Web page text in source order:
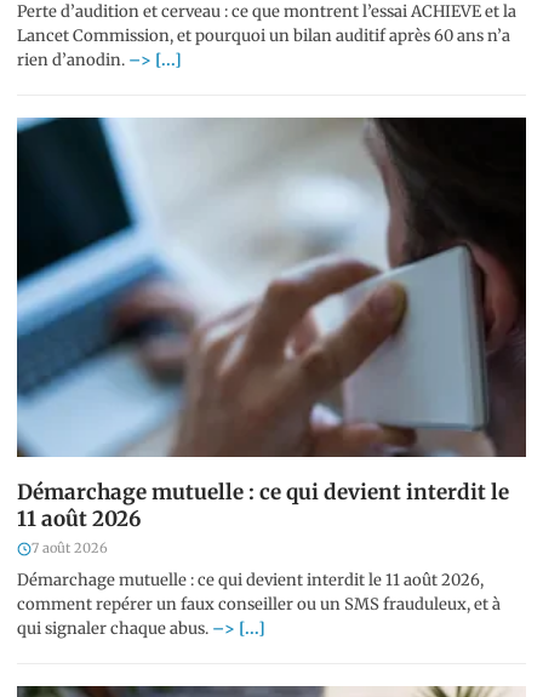
Perte d’audition et cerveau : ce que montrent l’essai ACHIEVE et la
Lancet Commission, et pourquoi un bilan auditif après 60 ans n’a
rien d’anodin. –> [...]
Démarchage mutuelle : ce qui devient interdit le
11 août 2026
7 août 2026
Démarchage mutuelle : ce qui devient interdit le 11 août 2026,
comment repérer un faux conseiller ou un SMS frauduleux, et à
qui signaler chaque abus. –> [...]